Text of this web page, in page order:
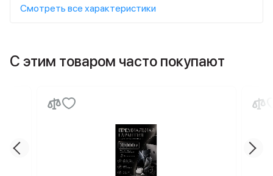
Смотреть все характеристики
С этим товаром часто покупают